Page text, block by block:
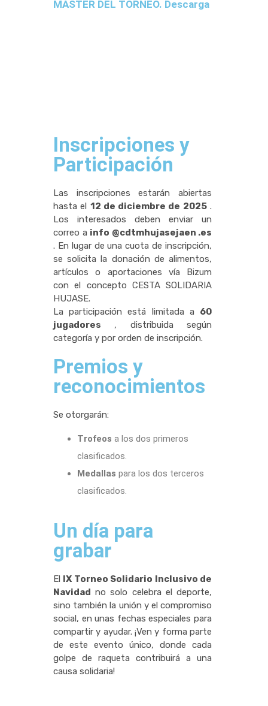
MASTER DEL TORNEO. Descarga
Inscripciones y
Participación
Las inscripciones estarán abiertas
hasta el 12 de diciembre de 2025.
Los interesados deben enviar un
correo a info @cdtmhujasejaen .es
. En lugar de una cuota de inscripción,
se solicita la donación de alimentos,
artículos o aportaciones vía Bizum
con el concepto CESTA SOLIDARIA
HUJASE.
La participación está limitada a 60
jugadores , distribuida según
categoría y por orden de inscripción.
Premios y
reconocimientos
Se otorgarán:
Trofeos a los dos primeros
clasificados.
Medallas para los dos terceros
clasificados.
Un día para
grabar
El IX Torneo Solidario Inclusivo de
Navidad no solo celebra el deporte,
sino también la unión y el compromiso
social, en unas fechas especiales para
compartir y ayudar. ¡Ven y forma parte
de este evento único, donde cada
golpe de raqueta contribuirá a una
causa solidaria!